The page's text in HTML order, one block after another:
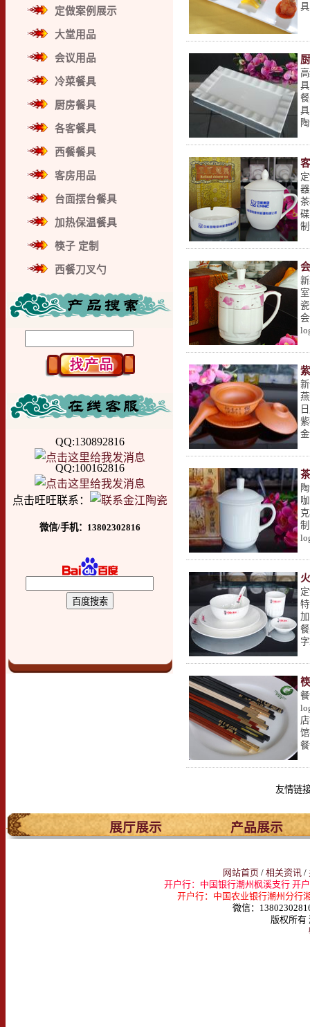
定做案例展示
大堂用品
会议用品
冷菜餐具
厨房餐具
各客餐具
西餐餐具
客房用品
台面摆台餐具
加热保温餐具
筷子 定制
西餐刀叉勺
QQ:130892816
QQ:100162816
点击旺旺联系：
微信/手机：13802302816
友情链
. 展厅展示 产品展示
网站首页/ 相关资讯/
开户行：中国银行潮州枫溪支行 开
开户行：中国农业银行潮州分行
微信：
版权所有